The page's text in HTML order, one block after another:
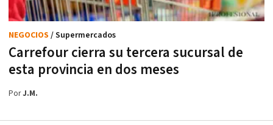
Carrefour cierra su tercera sucursal de
esta provincia en dos meses
NEGOCIOS / Supermercados
PorJ.M.